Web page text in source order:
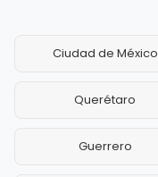
Ciudad de México
Querétaro
Guerrero